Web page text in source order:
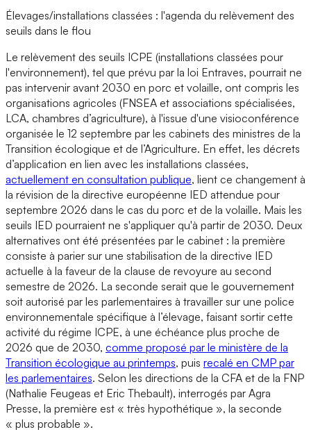
Élevages/installations classées : l'agenda du relèvement des
seuils dans le flou
Le relèvement des seuils ICPE (installations classées pour
l'environnement), tel que prévu par la loi Entraves, pourrait ne
pas intervenir avant 2030 en porc et volaille, ont compris les
organisations agricoles (FNSEA et associations spécialisées,
LCA, chambres d’agriculture), à l'issue d'une visioconférence
organisée le 12 septembre par les cabinets des ministres de la
Transition écologique et de l’Agriculture. En effet, les décrets
d’application en lien avec les installations classées,
actuellement en consultation publique, lient ce changement à
la révision de la directive européenne IED attendue pour
septembre 2026 dans le cas du porc et de la volaille. Mais les
seuils IED pourraient ne s'appliquer qu'à partir de 2030. Deux
alternatives ont été présentées par le cabinet : la première
consiste à parier sur une stabilisation de la directive IED
actuelle à la faveur de la clause de revoyure au second
semestre de 2026. La seconde serait que le gouvernement
soit autorisé par les parlementaires à travailler sur une police
environnementale spécifique à l’élevage, faisant sortir cette
activité du régime ICPE, à une échéance plus proche de
2026 que de 2030, comme proposé par le ministère de la
Transition écologique au printemps, puis recalé en CMP par
les parlementaires. Selon les directions de la CFA et de la FNP
(Nathalie Feugeas et Eric Thebault), interrogés par Agra
Presse, la première est « très hypothétique », la seconde
« plus probable ».